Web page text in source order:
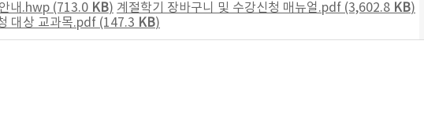
내.hwp (713.0 KB) 계절학기 장바구니 및 수강신청 매뉴얼.pdf (3,602.8 KB)
대상 교과목.pdf (147.3 KB)